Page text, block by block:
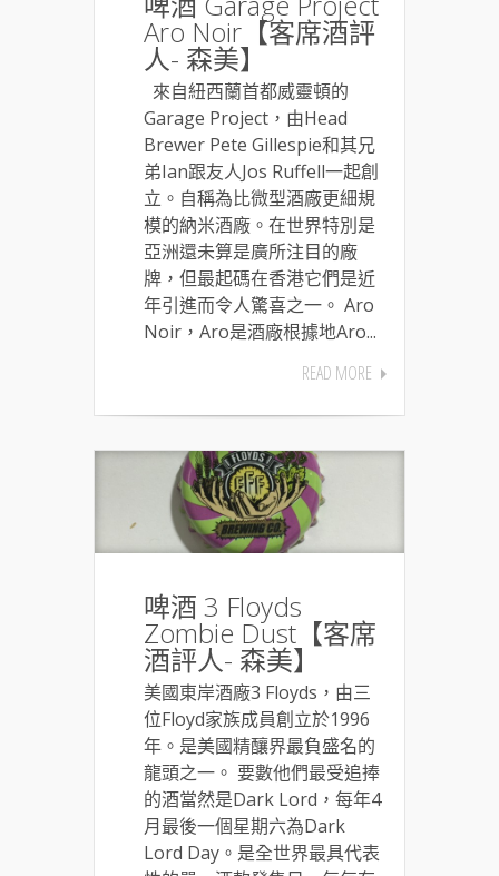
Aro Noir【客席酒評
人- 森美】
來自紐西蘭首都威靈頓的
Garage Project，由Head
Brewer Pete Gillespie和其兄
弟Ian跟友人Jos Ruffell一起創
立。自稱為比微型酒廠更細規
模的納米酒廠。在世界特別是
亞洲還未算是廣所注目的廠
牌，但最起碼在香港它們是近
年引進而令人驚喜之一。 Aro
Noir，Aro是酒廠根據地Aro...
READ MORE
啤酒 3 Floyds
Zombie Dust【客席
酒評人- 森美】
美國東岸酒廠3 Floyds，由三
位Floyd家族成員創立於1996
年。是美國精釀界最負盛名的
龍頭之一。 要數他們最受追捧
的酒當然是Dark Lord，每年4
月最後一個星期六為Dark
Lord Day。是全世界最具代表